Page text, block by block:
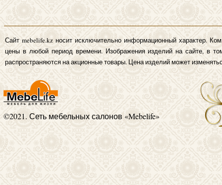
Сайт mebelife.kz носит исключительно информационный характер.
цены в любой период времени. Изображения изделий на сайте, в
распространяются на акционные товары. Цена изделий может
©2021. Сеть мебельных салонов «Mebelife»